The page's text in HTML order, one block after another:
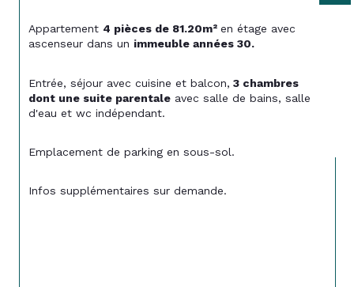
Appartement 4 pièces de 81.20m² en étage avec
ascenseur dans un immeuble années 30.
Entrée, séjour avec cuisine et balcon, 3 chambres
dont une suite parentale avec salle de bains, salle
d'eau et wc indépendant.
Emplacement de parking en sous-sol.
Infos supplémentaires sur demande.